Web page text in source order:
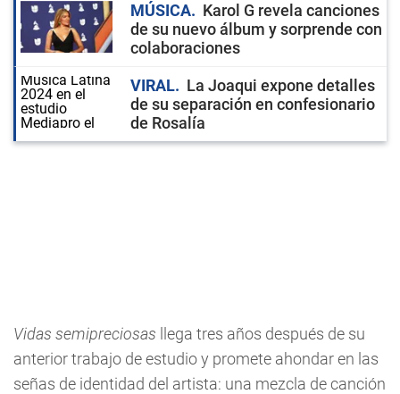
MÚSICA
Karol G revela canciones
de su nuevo álbum y sorprende con
colaboraciones
VIRAL
La Joaqui expone detalles
de su separación en confesionario
de Rosalía
Vidas semipreciosas llega tres años después de su
anterior trabajo de estudio y promete ahondar en las
señas de identidad del artista: una mezcla de canción